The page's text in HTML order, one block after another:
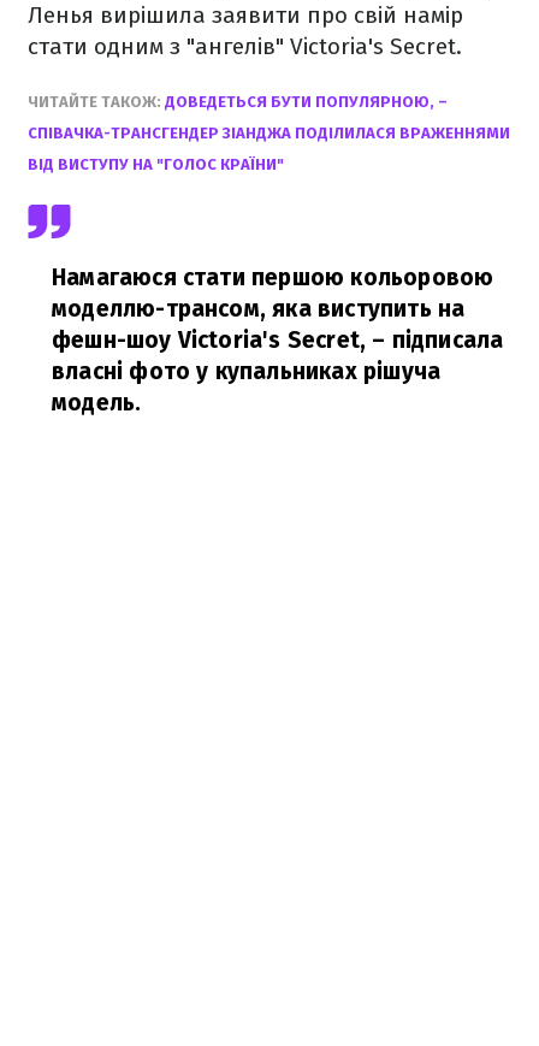
Ленья вирішила заявити про свій намір
стати одним з "ангелів" Victoria's Secret.
ЧИТАЙТЕ ТАКОЖ: ДОВЕДЕТЬСЯ БУТИ ПОПУЛЯРНОЮ, –
СПІВАЧКА-ТРАНСГЕНДЕР ЗІАНДЖА ПОДІЛИЛАСЯ ВРАЖЕННЯМИ
ВІД ВИСТУПУ НА "ГОЛОС КРАЇНИ"
Намагаюся стати першою кольоровою
моделлю-трансом, яка виступить на
фешн-шоу Victoria's Secret, – підписала
власні фото у купальниках рішуча
модель.